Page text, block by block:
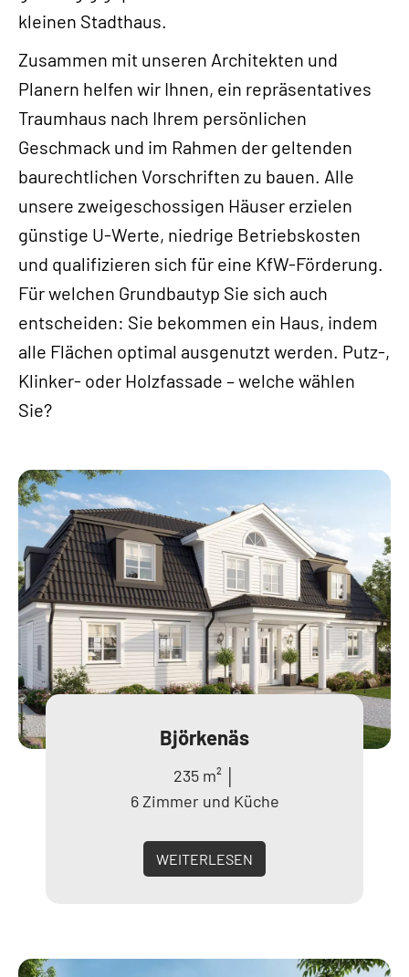
kleinen Stadthaus.
Zusammen mit unseren Architekten und
Planern helfen wir Ihnen, ein repräsentatives
Traumhaus nach Ihrem persönlichen
Geschmack und im Rahmen der geltenden
baurechtlichen Vorschriften zu bauen. Alle
unsere zweigeschossigen Häuser erzielen
günstige U-Werte, niedrige Betriebskosten
und qualifizieren sich für eine KfW-Förderung.
Für welchen Grundbautyp Sie sich auch
entscheiden: Sie bekommen ein Haus, indem
alle Flächen optimal ausgenutzt werden. Putz-,
Klinker- oder Holzfassade – welche wählen
Sie?
Björkenäs
235 m² │
6 Zimmer und Küche
WEITERLESEN